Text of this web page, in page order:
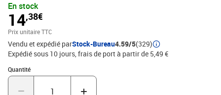
En stock
14,38€
Prix unitaire TTC
Vendu et expédié parStock-Bureau4.59/5(329)
Expédié sous 10 jours, frais de port à partir de 5,49 €
Quantité
Quantité : 1